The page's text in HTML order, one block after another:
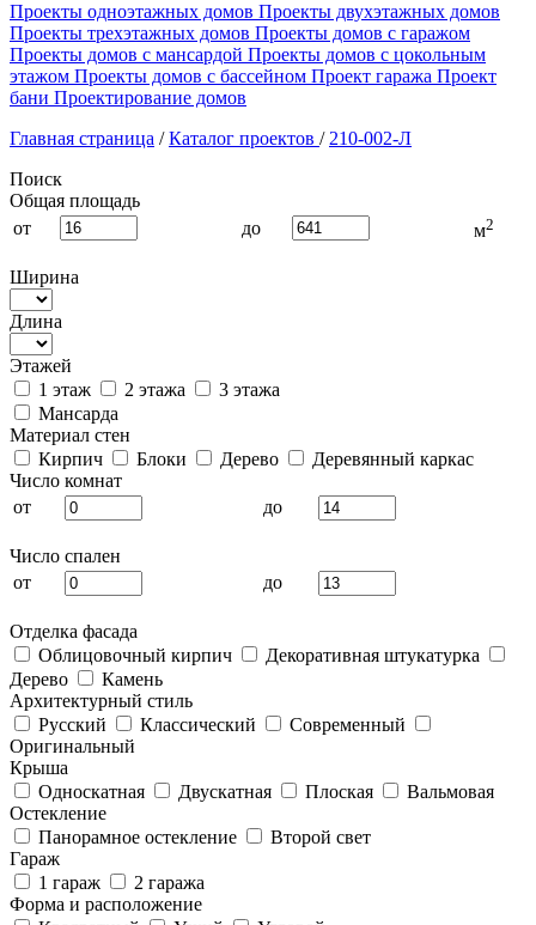
Проекты одноэтажных домов Проекты двухэтажных домов
Проекты трехэтажных домов Проекты домов с гаражом
Проекты домов с мансардой Проекты домов с цокольным
этажом Проекты домов с бассейном Проект гаража Проект
бани Проектирование домов
Главная страница / Каталог проектов / 210-002-Л
Поиск
Общая площадь
от
до м2
Ширина
Длина
Этажей
1 этаж
2 этажа
3 этажа
Мансарда
Материал стен
Кирпич
Блоки Дерево
Деревянный каркас
Число комнат
от
до
Число спален
от
до
Отделка фасада
Облицовочный кирпич
Декоративная штукатурка
Дерево
Камень
Архитектурный стиль
Русский
Классический
Современный
Оригинальный
Крыша
Односкатная
Двускатная Плоская
Вальмовая
Остекление
Панорамное остекление
Второй свет
Гараж
1 гараж
2 гаража
Форма и расположение